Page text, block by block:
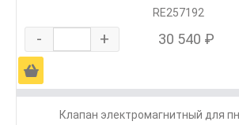
RE257192
- + 30 540 ₽
Ä
Клапан электромагнитный для